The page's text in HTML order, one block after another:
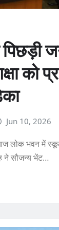
को
Jun 10, 2026
लोक भवन में स्कूल
ने सौजन्य भेंट…